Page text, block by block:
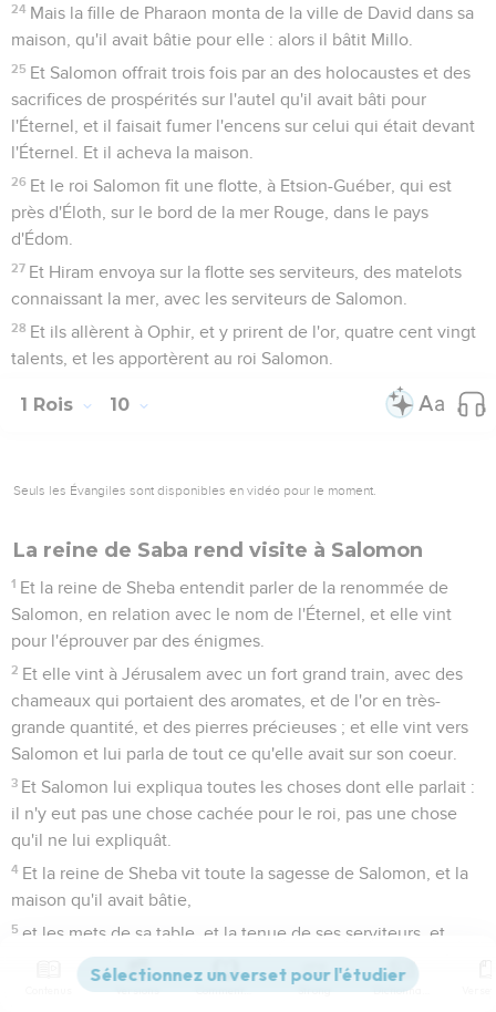
24 Mais la fille de Pharaon monta de la ville de David dans sa
maison, qu'il avait bâtie pour elle : alors il bâtit Millo.
25 Et Salomon offrait trois fois par an des holocaustes et des
sacrifices de prospérités sur l'autel qu'il avait bâti pour
l'Éternel, et il faisait fumer l'encens sur celui qui était devant
l'Éternel. Et il acheva la maison.
26 Et le roi Salomon fit une flotte, à Etsion-Guéber, qui est
près d'Éloth, sur le bord de la mer Rouge, dans le pays
d'Édom.
27 Et Hiram envoya sur la flotte ses serviteurs, des matelots
connaissant la mer, avec les serviteurs de Salomon.
28 Et ils allèrent à Ophir, et y prirent de l'or, quatre cent vingt
talents, et les apportèrent au roi Salomon.
1 Rois 10
Seuls les Évangiles sont disponibles en vidéo pour le moment.
La reine de Saba rend visite à Salomon
1 Et la reine de Sheba entendit parler de la renommée de
Salomon, en relation avec le nom de l'Éternel, et elle vint
pour l'éprouver par des énigmes.
2 Et elle vint à Jérusalem avec un fort grand train, avec des
chameaux qui portaient des aromates, et de l'or en très-
grande quantité, et des pierres précieuses ; et elle vint vers
Salomon et lui parla de tout ce qu'elle avait sur son coeur.
3 Et Salomon lui expliqua toutes les choses dont elle parlait :
il n'y eut pas une chose cachée pour le roi, pas une chose
qu'il ne lui expliquât.
4 Et la reine de Sheba vit toute la sagesse de Salomon, et la
maison qu'il avait bâtie,
5 et les mets de sa table, et la tenue de ses serviteurs, et
l'ordre de service des officiers, et leurs vêtements, et ses
échansons, et la rampe par laquelle il montait dans la maison
Versions Commentaires Strong